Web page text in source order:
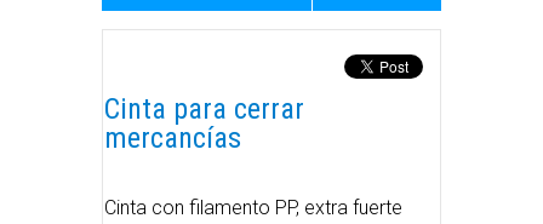
Cinta para cerrar
mercancías
Cinta con filamento PP, extra fuerte